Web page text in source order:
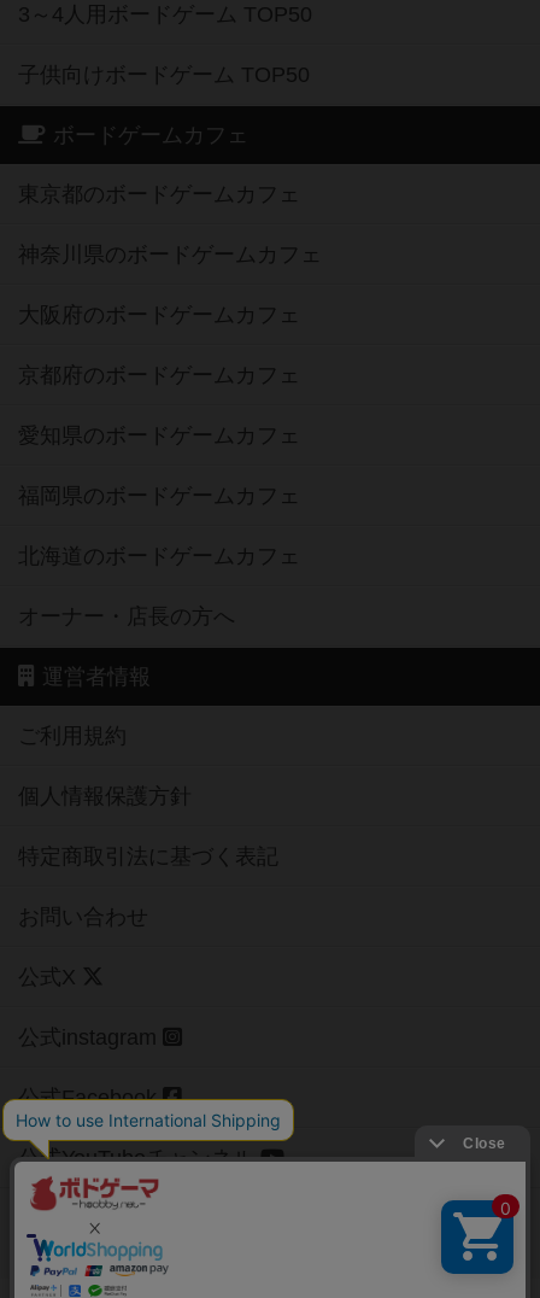
3～4人用ボードゲーム TOP50
子供向けボードゲーム TOP50
ボードゲームカフェ
東京都のボードゲームカフェ
神奈川県のボードゲームカフェ
大阪府のボードゲームカフェ
京都府のボードゲームカフェ
愛知県のボードゲームカフェ
福岡県のボードゲームカフェ
北海道のボードゲームカフェ
オーナー・店長の方へ
運営者情報
ご利用規約
個人情報保護方針
特定商取引法に基づく表記
お問い合わせ
公式X
公式instagram
公式Facebook
公式YouTubeチャンネル